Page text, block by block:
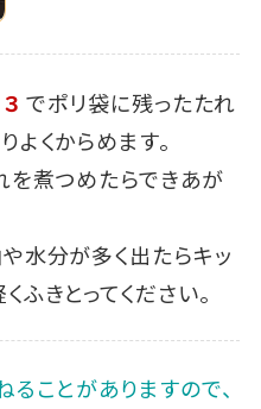
３でポリ袋に残ったたれ
よくからめます。
煮つめたらできあが
水分が多く出たらキッ
ふきとってください。
ことがありますので、